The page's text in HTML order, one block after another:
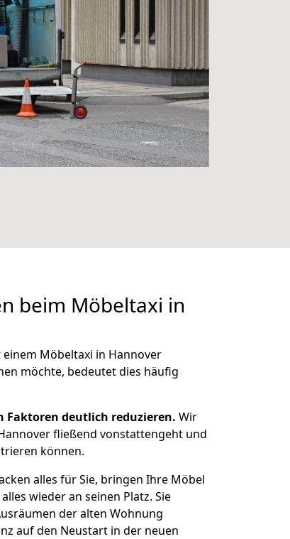
beim Möbeltaxi in
Möbeltaxi in Hannover
möchte, bedeutet dies häufig
Faktoren deutlich reduzieren. Wir
fließend vonstattengeht und
können.
alles für Sie, bringen Ihre Möbel
wieder an seinen Platz. Sie
der alten Wohnung
auf den Neustart in der neuen